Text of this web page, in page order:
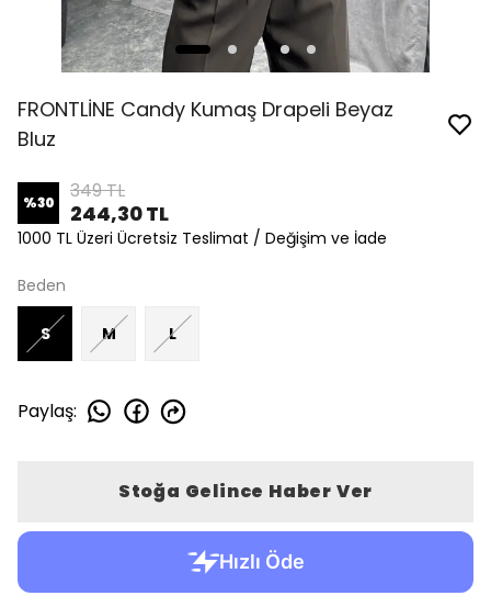
FRONTLİNE Candy Kumaş Drapeli Beyaz
Bluz
%30 349 TL
244,30 TL
1000 TL Üzeri Ücretsiz Teslimat / Değişim ve İade
Beden
S M L
Paylaş:
Stoğa Gelince Haber Ver